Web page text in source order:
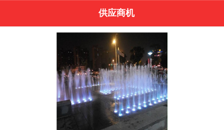
供应商机